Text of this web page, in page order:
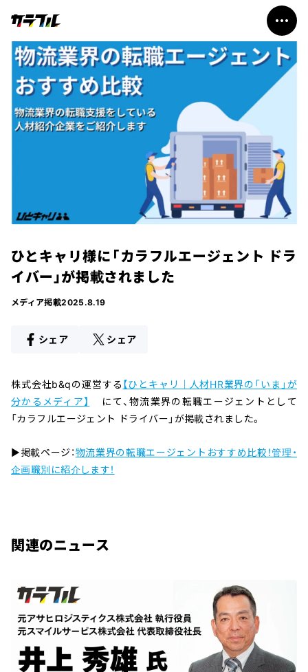
私たちについて
事業紹介
会社概要
お知らせ
ひとキャリ様に「カラフルエージェント ドラ
イバー」が掲載されました
メディア掲載2025.8.19
シェア シェア
株式会社b&qの運営する 【ひとキャリ｜人材HR業界の「いま」が
分かるメディア】
にて、物流業界の転職エージェントとして
「カラフルエージェント ドライバー」が掲載されました。
▶掲載ページ：物流業界の転職エージェントおすすめ比較！管理・
企画職別に紹介します！
関連のニュース